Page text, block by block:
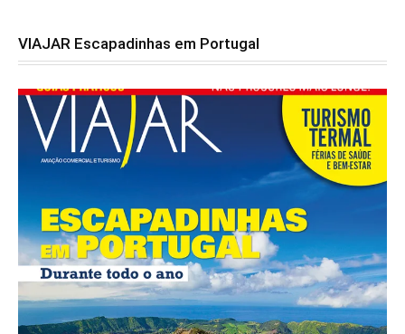
VIAJAR Escapadinhas em Portugal